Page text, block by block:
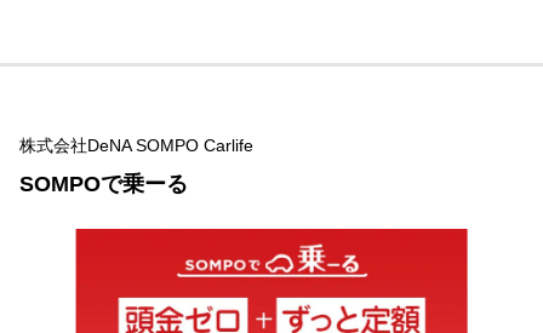
株式会社DeNA SOMPO Carlife
SOMPOで乗ーる